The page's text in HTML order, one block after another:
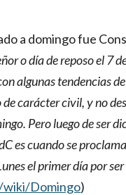
a domingo fue
o día de reposo el 7
algunas tendencias
carácter civil, y no
Pero luego de ser
es cuando se
el primer día por
Domingo)